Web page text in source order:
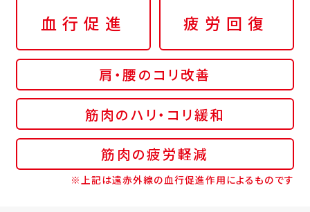
血行促進 疲労回復
肩・腰のコリ改善
筋肉のハリ・コリ緩和
筋肉の疲労軽減
※上記は遠赤外線の血行促進作用によるものです